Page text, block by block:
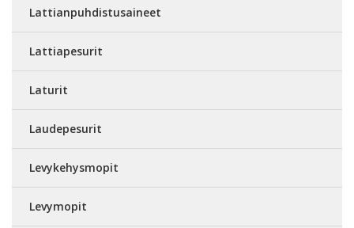
Lattianpuhdistusaineet
Lattiapesurit
Laturit
Laudepesurit
Levykehysmopit
Levymopit